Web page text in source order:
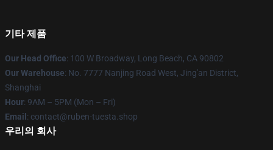
기타 제품
Our Head Office: 100 W Broadway, Long Beach, CA 90802
Our Warehouse: No. 7777 Nanjing Road West, Jing'an District,
Shanghai
Hour: 9AM – 5PM (Mon – Fri)
Email : contact@ruben-tuesta.shop
우리의 회사